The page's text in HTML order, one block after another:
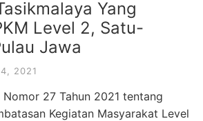
Yang
Level 2, Satu-
Jawa
2021
27 Tahun 2021 tentang
Kegiatan Masyarakat Level